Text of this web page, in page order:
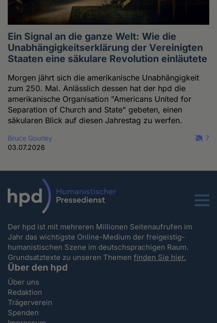
Ein Signal an die ganze Welt: Wie die
Unabhängigkeitserklärung der Vereinigten
Staaten eine säkulare Revolution einläutete
Morgen jährt sich die amerikanische Unabhängigkeit
zum 250. Mal. Anlässlich dessen hat der hpd die
amerikanische Organisation "Americans United for
Separation of Church and State" gebeten, einen
säkularen Blick auf diesen Jahrestag zu werfen.
Bruce Gourley
03.07.2026
7
Menu
Der hpd ist mit mehreren Millionen Seitenaufrufen im
Jahr das wichtigste Online-Medium der freigeistig-
humanistischen Szene im deutschsprachigen Raum.
Grundsatztexte zu unseren Themenfinden Sie hier.
Über den hpd
Über uns
Redaktion
Trägerverein
Spenden